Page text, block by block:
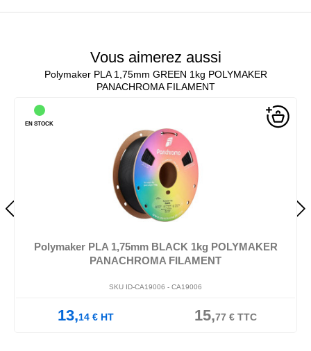
Vous aimerez aussi
Polymaker PLA 1,75mm GREEN 1kg POLYMAKER
PANACHROMA FILAMENT
Polymaker PLA 1,75mm BLACK 1kg POLYMAKER
PANACHROMA FILAMENT
SKU ID-CA19006 - CA19006
13,14 € HT 15,77 €TTC
EN STOCK